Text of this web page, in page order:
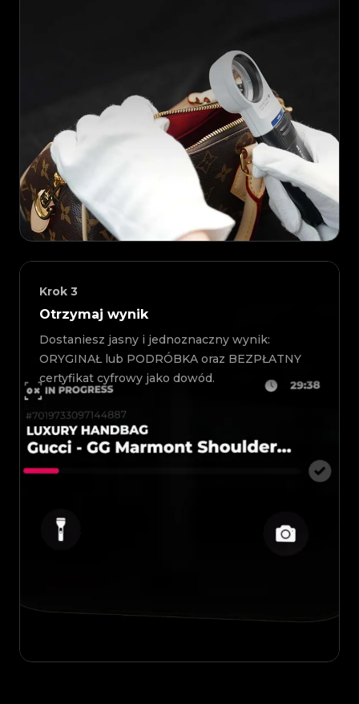
Krok 3
Otrzymaj wynik
Dostaniesz jasny i jednoznaczny wynik:
ORYGINAŁ lub PODRÓBKA oraz BEZPŁATNY
certyfikat cyfrowy jako dowód.